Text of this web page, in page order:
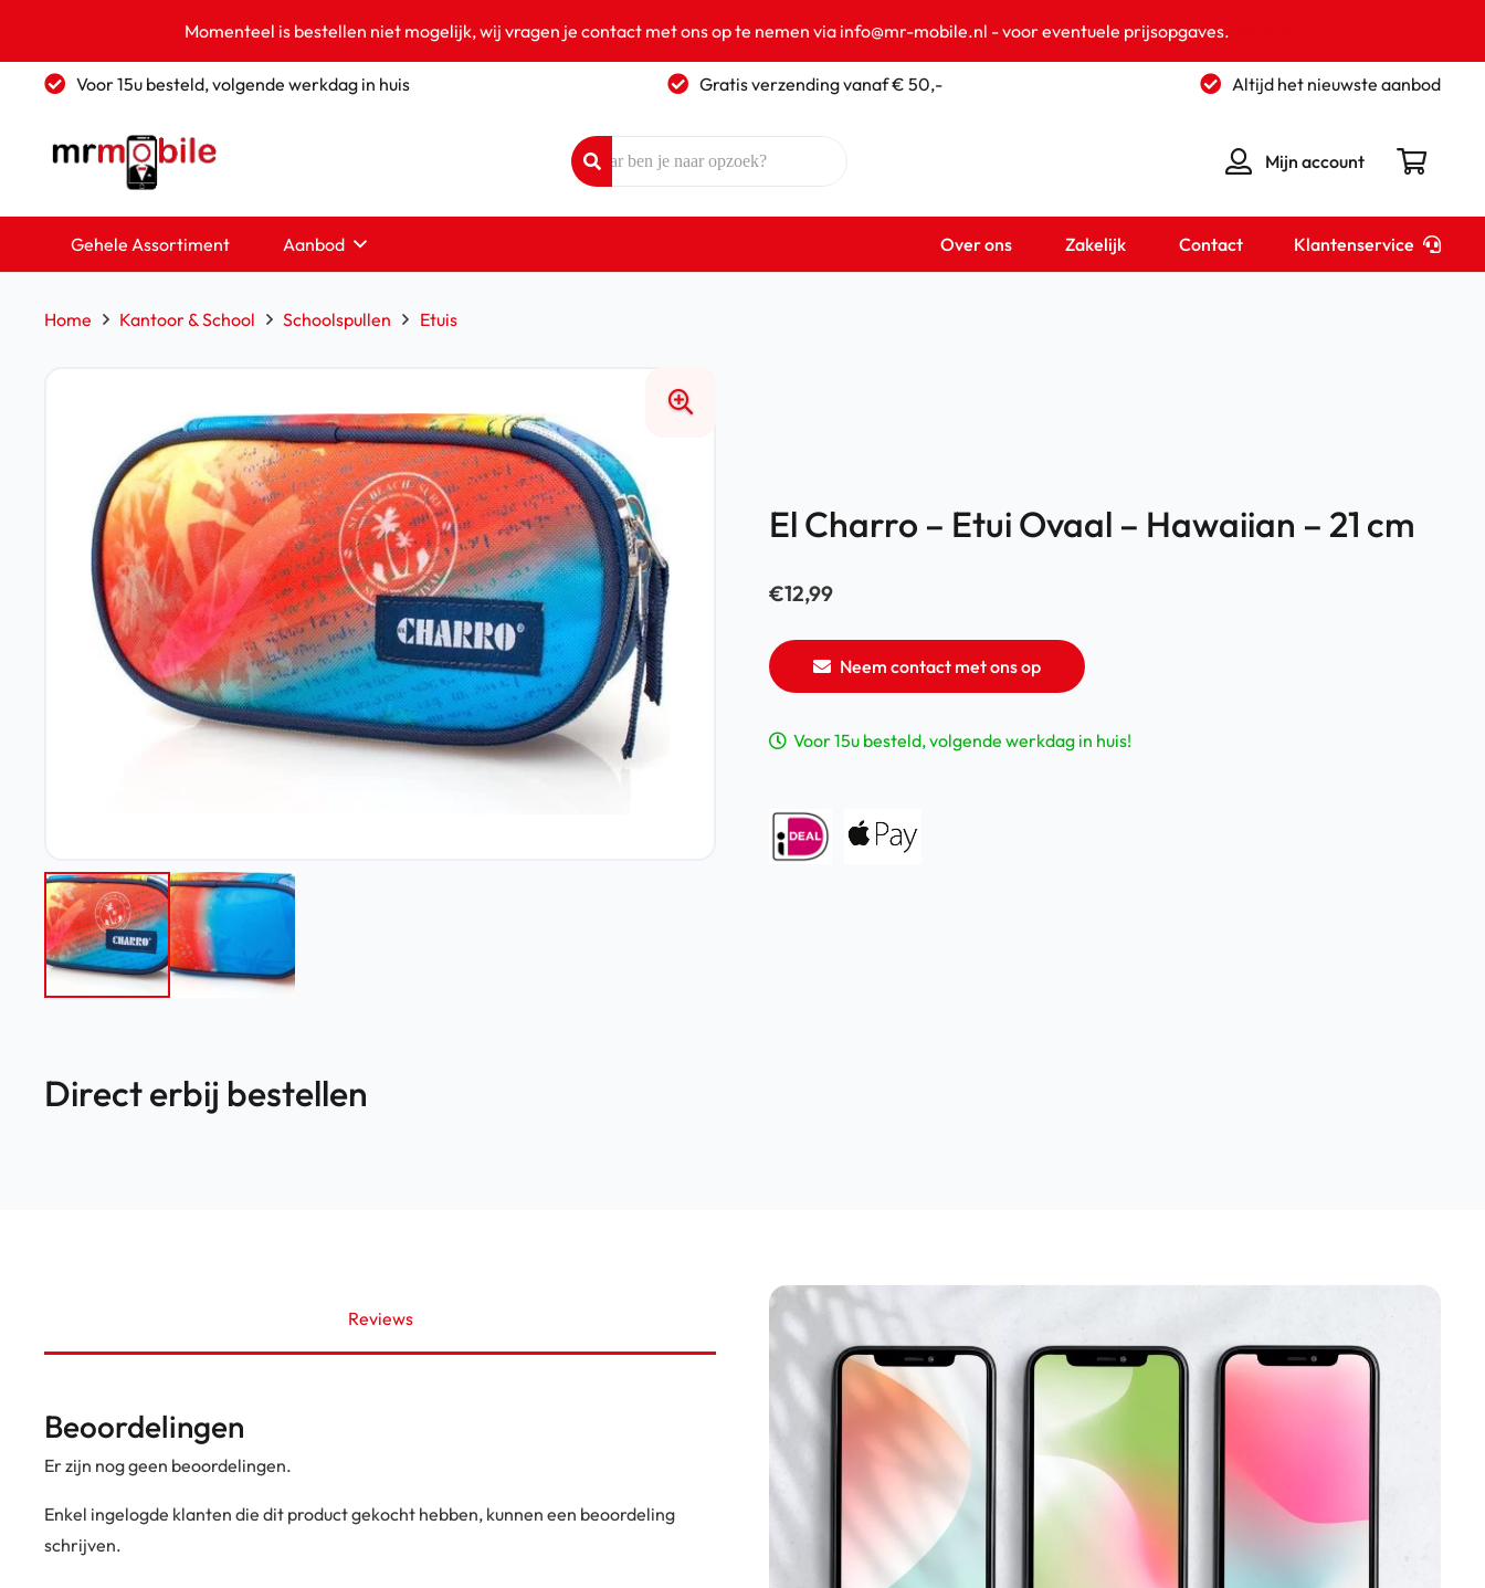
Momenteel is bestellen niet mogelijk, wij vragen je contact met ons op te nemen via info@mr-mobile.nl - voor eventuele prijsopgaves.
Voor 15u besteld, volgende werkdag in huis Gratis verzending vanaf € 50,- Altijd het nieuwste aanbod
Mijn account
Gehele Assortiment Aanbod Over ons Zakelijk Contact Klantenservice
Home Kantoor & School Schoolspullen Etuis
El Charro – Etui Ovaal – Hawaiian – 21 cm
€12,99
Neem contact met ons op
Voor 15u besteld, volgende werkdag in huis!
Direct erbij bestellen
Reviews
Beoordelingen
Er zijn nog geen beoordelingen.
Enkel ingelogde klanten die dit product gekocht hebben, kunnen een beoordeling
schrijven.